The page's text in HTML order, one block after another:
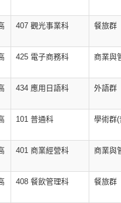
407 觀光事業科 餐旅群
425 電子商務科 商業與
434 應用日語科 外語群
101 普通科 學術群
401 商業經營科 商業與
408 餐飲管理科 餐旅群